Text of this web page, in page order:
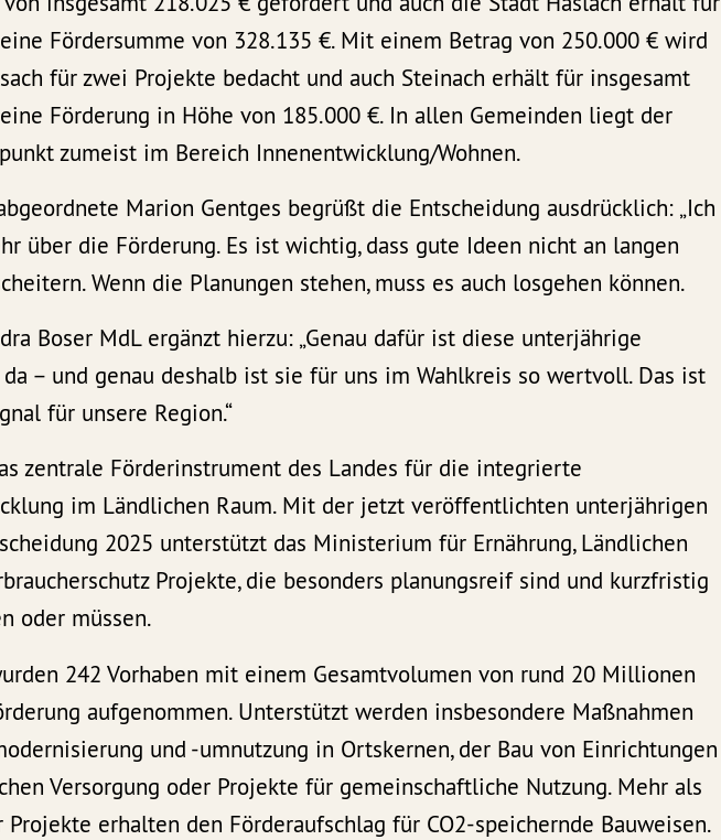
Fördersumme von 328.135 €. Mit einem Betrag von 250.000 € wird
für zwei Projekte bedacht und auch Steinach erhält für insgesamt
Förderung in Höhe von 185.000 €. In allen Gemeinden liegt der
zumeist im Bereich Innenentwicklung/Wohnen.
Marion Gentges begrüßt die Entscheidung ausdrücklich: „Ich
über die Förderung. Es ist wichtig, dass gute Ideen nicht an langen
Wenn die Planungen stehen, muss es auch losgehen können.
Boser MdL ergänzt hierzu: „Genau dafür ist diese unterjährige
– und genau deshalb ist sie für uns im Wahlkreis so wertvoll. Das ist
für unsere Region.“
zentrale Förderinstrument des Landes für die integrierte
im Ländlichen Raum. Mit der jetzt veröffentlichten unterjährigen
2025 unterstützt das Ministerium für Ernährung, Ländlichen
Projekte, die besonders planungsreif sind und kurzfristig
oder müssen.
242 Vorhaben mit einem Gesamtvolumen von rund 20 Millionen
aufgenommen. Unterstützt werden insbesondere Maßnahmen
und -umnutzung in Ortskernen, der Bau von Einrichtungen
Versorgung oder Projekte für gemeinschaftliche Nutzung. Mehr als
erhalten den Förderaufschlag für CO2-speichernde Bauweisen.